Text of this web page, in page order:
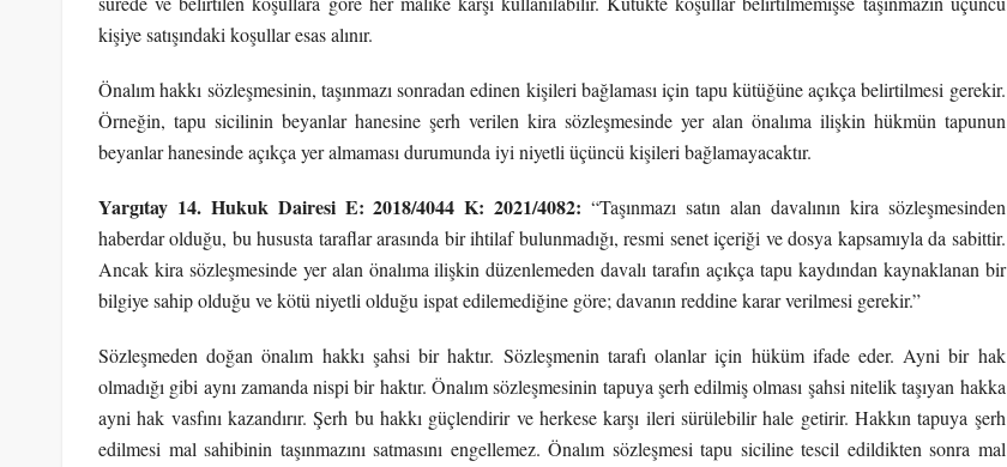
kişiye satışındaki koşullar esas alınır.
Önalım hakkı sözleşmesinin, taşınmazı sonradan edinen kişileri bağlaması için tapu kütüğüne açıkça belirtilmesi gerekir.
Örneğin, tapu sicilinin beyanlar hanesine şerh verilen kira sözleşmesinde yer alan önalıma ilişkin hükmün tapunun
beyanlar hanesinde açıkça yer almaması durumunda iyi niyetli üçüncü kişileri bağlamayacaktır.
Yargıtay 14. Hukuk Dairesi E: 2018/4044 K: 2021/4082:“Taşınmazı satın alan davalının kira sözleşmesinden
haberdar olduğu, bu hususta taraflar arasında bir ihtilaf bulunmadığı, resmi senet içeriği ve dosya kapsamıyla da sabittir.
Ancak kira sözleşmesinde yer alan önalıma ilişkin düzenlemeden davalı tarafın açıkça tapu kaydından kaynaklanan bir
bilgiye sahip olduğu ve kötü niyetli olduğu ispat edilemediğine göre; davanın reddine karar verilmesi gerekir.”
Sözleşmeden doğan önalım hakkı şahsi bir haktır. Sözleşmenin tarafı olanlar için hüküm ifade eder. Ayni bir hak
olmadığı gibi aynı zamanda nispi bir haktır. Önalım sözleşmesinin tapuya şerh edilmiş olması şahsi nitelik taşıyan hakka
ayni hak vasfını kazandırır. Şerh bu hakkı güçlendirir ve herkese karşı ileri sürülebilir hale getirir. Hakkın tapuya şerh
edilmesi mal sahibinin taşınmazını satmasını engellemez. Önalım sözleşmesi tapu siciline tescil edildikten sonra mal